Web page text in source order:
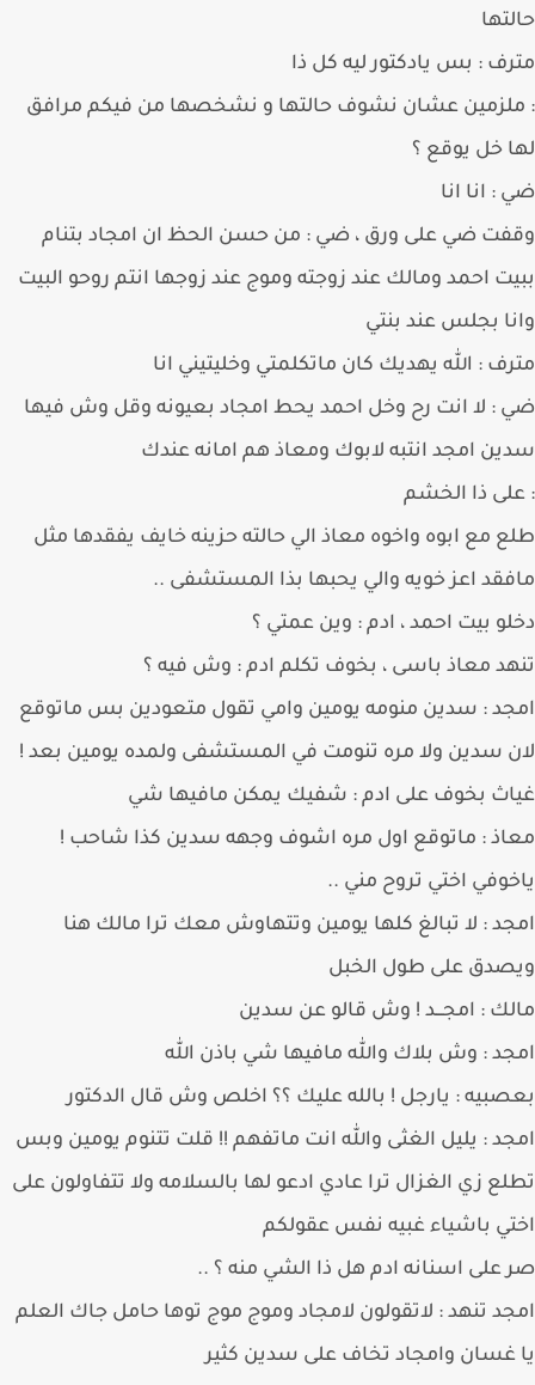
: بس يادكتور ليه كل ذا
عشان نشوف حالتها و نشخصها من فيكم مرافق
خل يوقع ؟
انا انا
ضي على ورق ، ضي : من حسن الحظ ان امجاد بتنام
احمد ومالك عند زوجته وموج عند زوجها انتم روحو البيت
بجلس عند بنتي
: الله يهديك كان ماتكلمتي وخليتيني انا
: لا انت رح وخل احمد يحط امجاد بعيونه وقل وش فيها
امجد انتبه لابوك ومعاذ هم امانه عندك
ذا الخشم
مع ابوه واخوه معاذ الي حالته حزينه خايف يفقدها مثل
اعز خويه والي يحبها بذا المستشفى ..
بيت احمد ، ادم : وين عمتي ؟
معاذ باسى ، بخوف تكلم ادم : وش فيه ؟
: سدين منومه يومين وامي تقول متعودين بس ماتوقع
سدين ولا مره تنومت في المستشفى ولمده يومين بعد !
بخوف على ادم : شفيك يمكن مافيها شي
: ماتوقع اول مره اشوف وجهه سدين كذا شاحب !
اختي تروح مني ..
: لا تبالغ كلها يومين وتتهاوش معك ترا مالك هنا
على طول الخبل
: امجـــد ! وش قالو عن سدين
: وش بلاك والله مافيها شي باذن الله
: يارجل ! بالله عليك ؟؟ اخلص وش قال الدكتور
: يليل الغثى والله انت ماتفهم !! قلت تتنوم يومين وبس
زي الغزال ترا عادي ادعو لها بالسلامه ولا تتفاولون على
باشياء غبيه نفس عقولكم
على اسنانه ادم هل ذا الشي منه ؟ ..
تنهد : لاتقولون لامجاد وموج موج توها حامل جاك العلم
غسان وامجاد تخاف على سدين كثير